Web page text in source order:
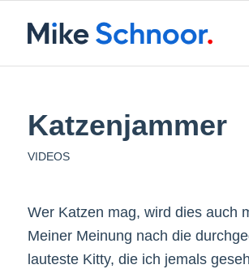
Katzenjammer
VIDEOS
Wer Katzen mag, wird dies auch
Meiner Meinung nach die
lauteste Kitty, die ich jemals